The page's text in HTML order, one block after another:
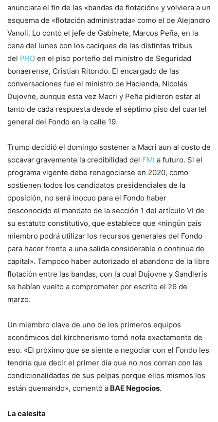
anunciara el fin de las «bandas de flotación» y volviera a un
esquema de «flotación administrada» como el de Alejandro
Vanoli. Lo contó el jefe de Gabinete, Marcos Peña, en la
cena del lunes con los caciques de las distintas tribus
del PRO en el piso porteño del ministro de Seguridad
bonaerense, Cristian Ritondo. El encargado de las
conversaciones fue el ministro de Hacienda, Nicolás
Dujovne, aunque esta vez Macri y Peña pidieron estar al
tanto de cada respuesta desde el séptimo piso del cuartel
general del Fondo en la calle 19.
Trump decidió el domingo sostener a Macri aun al costo de
socavar gravemente la credibilidad del FMI a futuro. Si el
programa vigente debe renegociarse en 2020, como
sostienen todos los candidatos presidenciales de la
oposición, no será inocuo para el Fondo haber
desconocido el mandato de la sección 1 del artículo VI de
su estatuto constitutivo, que establece que «ningún país
miembro podrá utilizar los recursos generales del Fondo
para hacer frente a una salida considerable o continua de
capital». Tampoco haber autorizado el abandono de la libre
flotación entre las bandas, con la cual Dujovne y Sandleris
se habían vuelto a comprometer por escrito el 26 de
marzo.
Un miembro clave de uno de los primeros equipos
económicos del kirchnerismo tomó nota exactamente de
eso. «El próximo que se siente a negociar con el Fondo les
tendría que decir el primer día que no nos corran con las
condicionalidades de sus pelpas porque ellos mismos los
están quemando», comentó a BAE Negocios.
La calesita